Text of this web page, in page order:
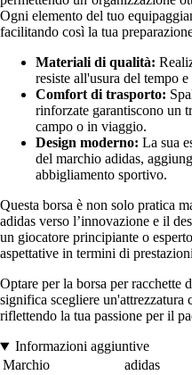
Ogni elemento del tuo
facilitando così la tua
Materiali di qualità:
resiste all'usura del tempo
Comfort di trasporto:
rinforzate garantiscono un
campo o in viaggio.
Design moderno: La sua
del marchio adidas,
abbigliamento sportivo.
Questa borsa è non solo pratica
adidas verso l’innovazione e il
un giocatore principiante o
aspettative in termini di
Optare per la borsa per racchette
significa scegliere un'attrezzatura
riflettendo la tua passione per il
Informazioni aggiuntive
Marchio
adidas